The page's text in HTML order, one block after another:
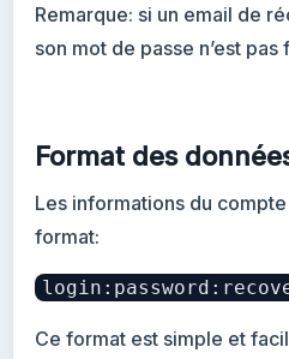
Remarque: si un email de
son mot de passe n’est pas
Format des
Les informations du
format:
Ce format est simple et